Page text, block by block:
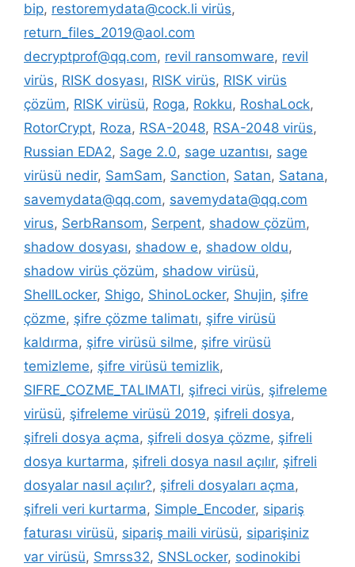
bip, restoremydata@cock.li virüs,
return_files_2019@aol.com
decryptprof@qq.com, revil ransomware, revil
virüs, RISK dosyası, RISK virüs, RISK virüs
çözüm, RISK virüsü, Roga, Rokku, RoshaLock,
RotorCrypt, Roza, RSA-2048, RSA-2048 virüs,
Russian EDA2, Sage 2.0, sage uzantısı, sage
virüsü nedir, SamSam, Sanction, Satan, Satana,
savemydata@qq.com, savemydata@qq.com
virus, SerbRansom, Serpent, shadow çözüm,
shadow dosyası, shadow e, shadow oldu,
shadow virüs çözüm, shadow virüsü,
ShellLocker, Shigo, ShinoLocker, Shujin, şifre
çözme, şifre çözme talimatı, şifre virüsü
kaldırma, şifre virüsü silme, şifre virüsü
temizleme, şifre virüsü temizlik,
SIFRE_COZME_TALIMATI, şifreci virüs, şifreleme
virüsü, şifreleme virüsü 2019, şifreli dosya,
şifreli dosya açma, şifreli dosya çözme, şifreli
dosya kurtarma, şifreli dosya nasıl açılır, şifreli
dosyalar nasıl açılır?, şifreli dosyaları açma,
şifreli veri kurtarma, Simple_Encoder, sipariş
faturası virüsü, sipariş maili virüsü, siparişiniz
var virüsü, Smrss32, SNSLocker, sodinokibi